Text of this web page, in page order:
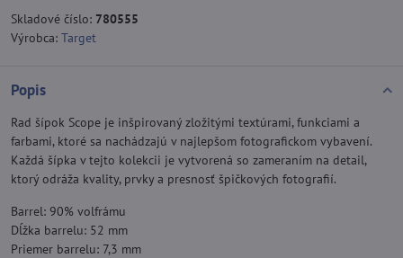
Skladové číslo: 780555
Výrobca: Target
Popis
Rad šípok Scope je inšpirovaný zložitými textúrami, funkciami a
farbami, ktoré sa nachádzajú v najlepšom fotografickom vybavení.
Každá šípka v tejto kolekcii je vytvorená so zameraním na detail,
ktorý odráža kvality, prvky a presnosť špičkových fotografií.
Barrel: 90% volfrámu
Dĺžka barrelu: 52 mm
Priemer barrelu: 7,3 mm